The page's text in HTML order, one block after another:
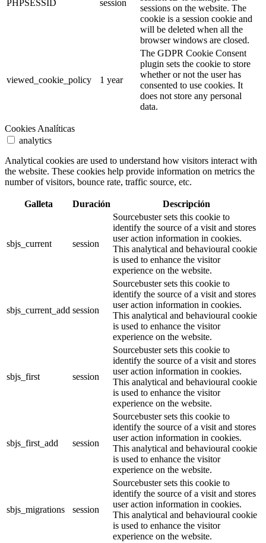
PHPSESSID session
sessions on the website. The
cookie is a session cookie and
will be deleted when all the
browser windows are closed.
viewed_cookie_policy 1 year
The GDPR Cookie Consent
plugin sets the cookie to store
whether or not the user has
consented to use cookies. It
does not store any personal
data.
Cookies Analíticas
analytics
Analytical cookies are used to understand how visitors interact with
the website. These cookies help provide information on metrics the
number of visitors, bounce rate, traffic source, etc.
Galleta Duración Descripción
sbjs_current session
Sourcebuster sets this cookie to
identify the source of a visit and stores
user action information in cookies.
This analytical and behavioural cookie
is used to enhance the visitor
experience on the website.
sbjs_current_add session
Sourcebuster sets this cookie to
identify the source of a visit and stores
user action information in cookies.
This analytical and behavioural cookie
is used to enhance the visitor
experience on the website.
sbjs_first session
Sourcebuster sets this cookie to
identify the source of a visit and stores
user action information in cookies.
This analytical and behavioural cookie
is used to enhance the visitor
experience on the website.
sbjs_first_add session
Sourcebuster sets this cookie to
identify the source of a visit and stores
user action information in cookies.
This analytical and behavioural cookie
is used to enhance the visitor
experience on the website.
sbjs_migrations session
Sourcebuster sets this cookie to
identify the source of a visit and stores
user action information in cookies.
This analytical and behavioural cookie
is used to enhance the visitor
experience on the website.